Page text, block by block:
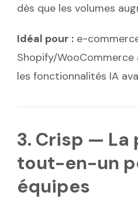
dès que les volumes
Idéal pour : e-
Shopify/
les fonctionnalités IA
3. Crisp —
tout-en-un
équipes